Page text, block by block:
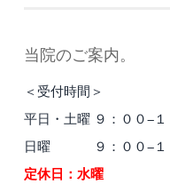
当院のご案内。
＜受付時間＞
平日・土曜 ９：００−１
日曜 ９：００−１
定休日：水曜